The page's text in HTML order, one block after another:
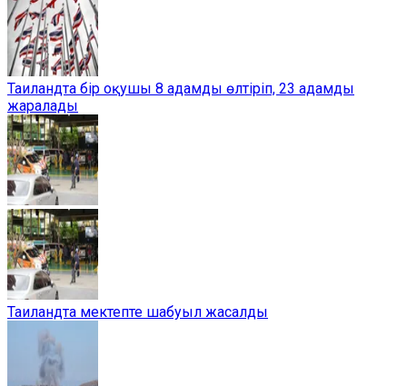
Таиландта бір оқушы 8 адамды өлтіріп, 23 адамды
жаралады
Таиландта мектепте шабуыл жасалды